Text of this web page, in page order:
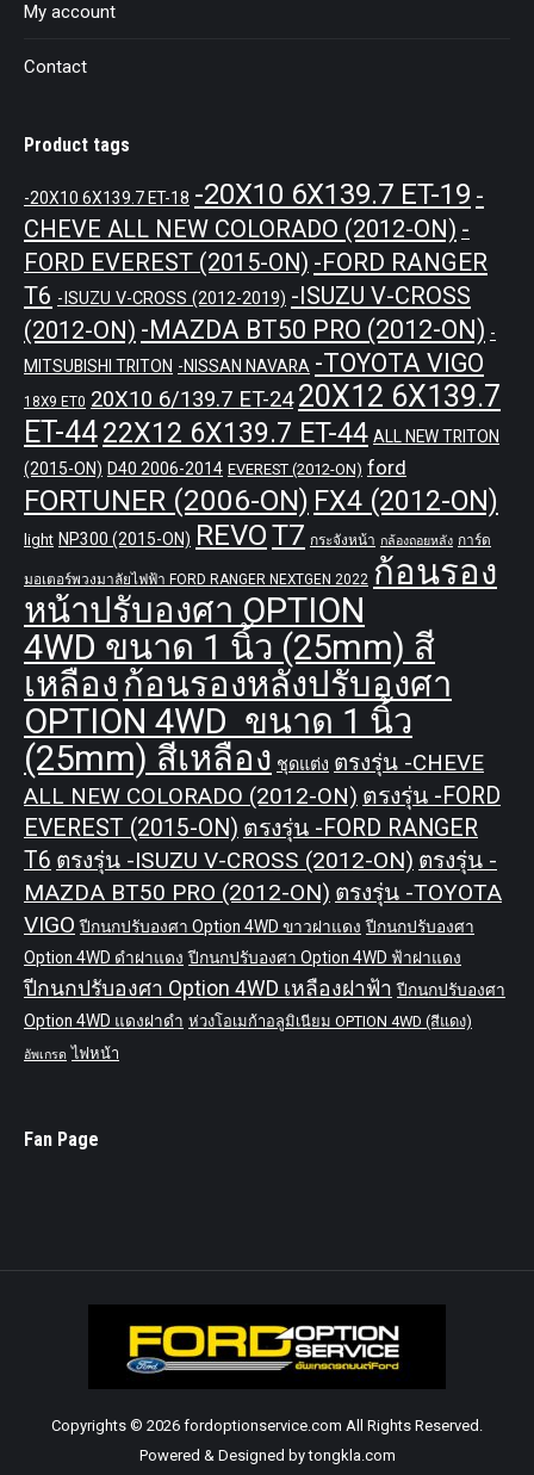
My account
Contact
Product tags
-20X10 6X139.7 ET-18 -20X10 6X139.7 ET-19 -
CHEVE ALL NEW COLORADO (2012-ON) -
FORD EVEREST (2015-ON) -FORD RANGER
T6 -ISUZU V-CROSS (2012-2019) -ISUZU V-CROSS
(2012-ON) -MAZDA BT50 PRO (2012-ON) -
MITSUBISHI TRITON -NISSAN NAVARA -TOYOTA VIGO
18X9 ET0 20X10 6/139.7 ET-24 20X12 6X139.7
ET-4422X12 6X139.7 ET-44 ALL NEW TRITON
(2015-ON) D40 2006-2014 EVEREST (2012-ON) ford
FORTUNER (2006-ON) FX4 (2012-ON)
light NP300 (2015-ON) REVOT7 กระจังหน้า กล้องถอยหลัง การ์ด
มอเตอร์พวงมาลัยไฟฟ้า FORD RANGER NEXTGEN 2022 ก้อนรอง
หน้าปรับองศา OPTION
4WD ขนาด 1 นิ้ว (25mm) สี
เหลือง ก้อนรองหลังปรับองศา
OPTION 4WD ขนาด 1 นิ้ว
(25mm) สีเหลือง ชุดแต่ง ตรงรุ่น -CHEVE
ALL NEW COLORADO (2012-ON) ตรงรุ่น -FORD
EVEREST (2015-ON) ตรงรุ่น -FORD RANGER
T6 ตรงรุ่น -ISUZU V-CROSS (2012-ON) ตรงรุ่น -
MAZDA BT50 PRO (2012-ON) ตรงรุ่น -TOYOTA
VIGO ปีกนกปรับองศา Option 4WD ขาวฝาแดง ปีกนกปรับองศา
Option 4WD ดำฝาแดง ปีกนกปรับองศา Option 4WD ฟ้าฝาแดง
ปีกนกปรับองศา Option 4WD เหลืองฝาฟ้า ปีกนกปรับองศา
Option 4WD แดงฝาดำ ห่วงโอเมก้าอลูมิเนียม OPTION 4WD (สีแดง)
อัพเกรด ไฟหน้า
Fan Page
Copyrights © 2026 fordoptionservice.com All Rights Reserved.
Powered & Designed by tongkla.com